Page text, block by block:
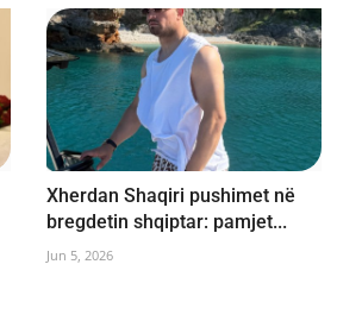
Xherdan Shaqiri pushimet në
bregdetin shqiptar: pamjet...
Jun 5, 2026